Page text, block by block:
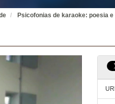
Psicofonias de karaoke: poesia